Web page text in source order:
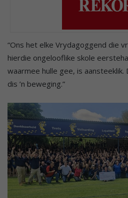
“Ons het elke Vrydagoggend die
hierdie ongelooflike skole
waarmee hulle gee, is aansteeklik.
dis ’n beweging.”